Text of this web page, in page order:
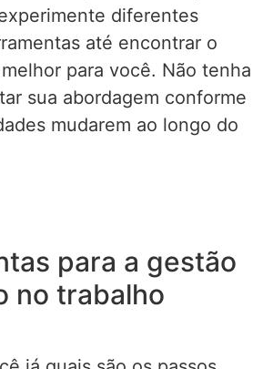
diferentes
até encontrar o
para você. Não tenha
sua abordagem conforme
mudarem ao longo do
para a gestão
no trabalho